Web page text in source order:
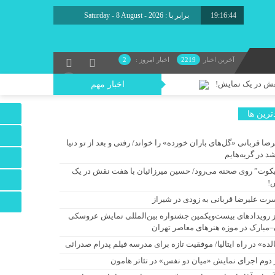
19:16:44 برابر با : Saturday - 8 August - 2026
آخرین اخبار 2219 اخبار امروز : 2
اخبار مهم در یک نمایش!
یک اجرای دیجیتال
ها
قربانی «گل‌های باران خورده» را خواند/ رفتی و بعد از تو دنیا
در گریه‌هایم
روی صحنه می‌رود/ حسین میرزائیان با هفت نقش در یک
علیرضا قربانی به زودی در شیراز
رویدادهای بیست‌ویکمین جشنواره بین‌المللی نمایش عروسکی
در موزه هنرهای معاصر تهران
در راه ایتالیا/ موفقیت تازه برای مدرسه فیلم پدرام صدرائی
دوم اجرای نمایش «میان دو نفس» در تئاتر هامون